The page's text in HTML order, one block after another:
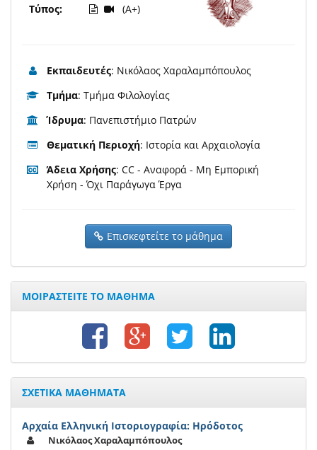
Τύπος:
(A+)
Εκπαιδευτές: Νικόλαος Χαραλαμπόπουλος
Τμήμα: Τμήμα Φιλολογίας
Ίδρυμα: Πανεπιστήμιο Πατρών
Θεματική Περιοχή: Ιστορία και Αρχαιολογία
Άδεια Χρήσης: CC - Αναφορά - Μη Εμπορική
Χρήση - Όχι Παράγωγα Έργα
Επισκεφτείτε το μάθημα
ΜΟΙΡΑΣΤΕΙΤΕ ΤΟ ΜΑΘΗΜΑ
ΣΧΕΤΙΚΑ ΜΑΘΗΜΑΤΑ
Αρχαία Ελληνική Ιστοριογραφία: Ηρόδοτος
Νικόλαος Χαραλαμπόπουλος